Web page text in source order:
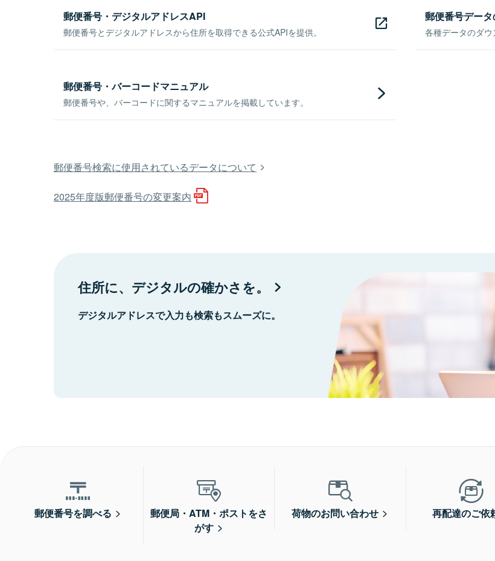
郵便番号・デジタルアドレスAPI
郵便番号とデジタルアドレスから住所を取得できる公式APIを提供。
郵便番号デー
各種データのダウ
郵便番号・バーコードマニュアル
郵便番号や、バーコードに関するマニュアルを掲載しています。
郵便番号検索に使用されているデータについて
2025年度版郵便番号の変更案内
住所に、デジタルの確かさを。
デジタルアドレスで入力も検索もスムーズに。
郵便番号を調べる
郵便局・ATM・ポストをさ
がす
荷物のお問い合わせ 再配達のご依